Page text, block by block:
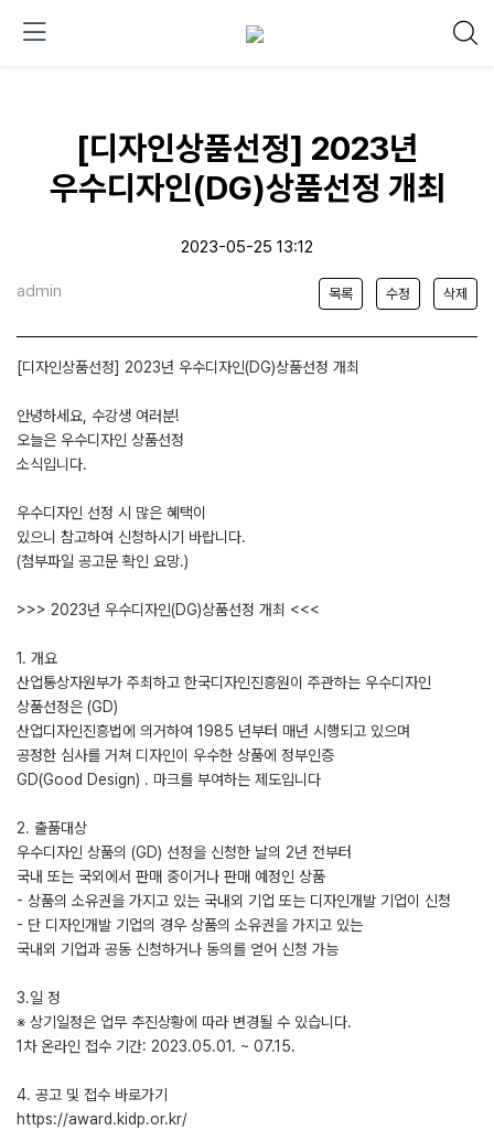
[디자인상품선정] 2023년
우수디자인(DG)상품선정 개최
2023-05-25 13:12
admin 목록 수정 삭제
[디자인상품선정] 2023년 우수디자인(DG)상품선정 개최
안녕하세요, 수강생 여러분!
오늘은 우수디자인 상품선정
소식입니다.
우수디자인 선정 시 많은 혜택이
있으니 참고하여 신청하시기 바랍니다.
(첨부파일 공고문 확인 요망.)
>>> 2023년 우수디자인(DG)상품선정 개최 <<<
1. 개요
산업통상자원부가 주최하고 한국디자인진흥원이 주관하는 우수디자인
상품선정은 (GD)
산업디자인진흥법에 의거하여 1985 년부터 매년 시행되고 있으며
공정한 심사를 거쳐 디자인이 우수한 상품에 정부인증
GD(Good Design) . 마크를 부여하는 제도입니다
2. 출품대상
우수디자인 상품의 (GD) 선정을 신청한 날의 2년 전부터
국내 또는 국외에서 판매 중이거나 판매 예정인 상품
- 상품의 소유권을 가지고 있는 국내외 기업 또는 디자인개발 기업이 신청
- 단 디자인개발 기업의 경우 상품의 소유권을 가지고 있는
국내외 기업과 공동 신청하거나 동의를 얻어 신청 가능
3.일 정
※ 상기일정은 업무 추진상황에 따라 변경될 수 있습니다.
1차 온라인 접수 기간: 2023.05.01. ~ 07.15.
4. 공고 및 접수 바로가기
https://award.kidp.or.kr/